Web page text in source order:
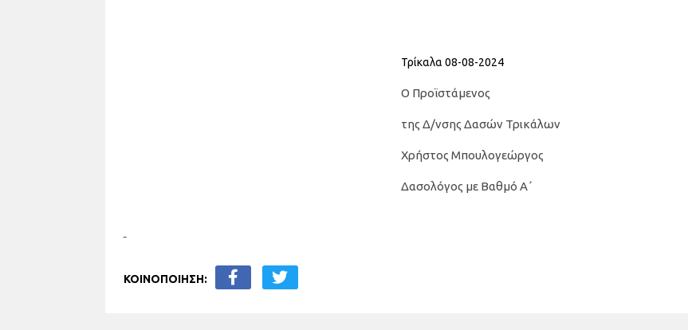
Τρίκαλα 08-08-2024
Ο Προϊστάμενος
της Δ/νσης Δασών Τρικάλων
Χρήστος Μπουλογεώργος
Δασολόγος με Βαθμό Α΄
ΚΟΙΝΟΠΟΙΗΣΗ: